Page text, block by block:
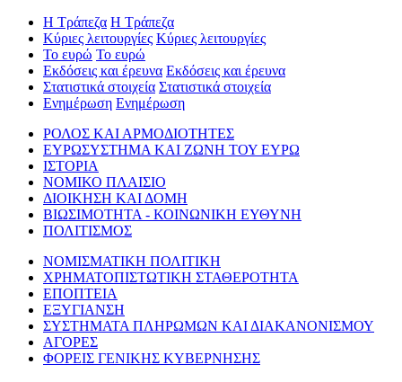
Η Τράπεζα Η Τράπεζα
Κύριες λειτουργίες Κύριες λειτουργίες
Το ευρώ Το ευρώ
Εκδόσεις και έρευνα Εκδόσεις και έρευνα
Στατιστικά στοιχεία Στατιστικά στοιχεία
Ενημέρωση Ενημέρωση
ΡΟΛΟΣ ΚΑΙ ΑΡΜΟΔΙΟΤΗΤΕΣ
ΕΥΡΩΣΥΣΤΗΜΑ ΚΑΙ ΖΩΝΗ ΤΟΥ ΕΥΡΩ
ΙΣΤΟΡΙΑ
ΝΟΜΙΚΟ ΠΛΑΙΣΙΟ
ΔΙΟΙΚΗΣΗ ΚΑΙ ΔΟΜΗ
ΒΙΩΣΙΜΟΤΗΤΑ - ΚΟΙΝΩΝΙΚΗ ΕΥΘΥΝΗ
ΠΟΛΙΤΙΣΜΟΣ
ΝΟΜΙΣΜΑΤΙΚΗ ΠΟΛΙΤΙΚΗ
ΧΡΗΜΑΤΟΠΙΣΤΩΤΙΚΗ ΣΤΑΘΕΡΟΤΗΤΑ
ΕΠΟΠΤΕΙΑ
ΕΞΥΓΙΑΝΣΗ
ΣΥΣΤΗΜΑΤΑ ΠΛΗΡΩΜΩΝ ΚΑΙ ΔΙΑΚΑΝΟΝΙΣΜΟΥ
ΑΓΟΡΕΣ
ΦΟΡΕΙΣ ΓΕΝΙΚΗΣ ΚΥΒΕΡΝΗΣΗΣ